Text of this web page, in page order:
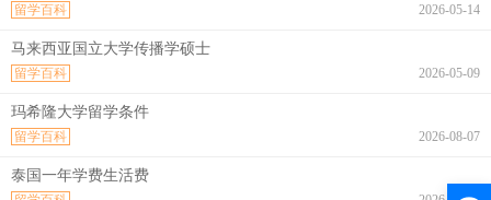
2026-05-14
留学百科
马来西亚国立大学传播学硕士
2026-05-09
留学百科
玛希隆大学留学条件
2026-08-07
留学百科
泰国一年学费生活费